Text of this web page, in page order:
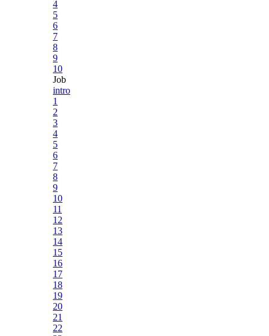
4
5
6
7
8
9
10
Job
intro
1
2
3
4
5
6
7
8
9
10
11
12
13
14
15
16
17
18
19
20
21
22